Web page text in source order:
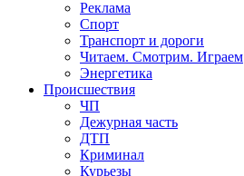
Реклама
Спорт
Транспорт и дороги
Читаем. Смотрим. Играем
Энергетика
Происшествия
ЧП
Дежурная часть
ДТП
Криминал
Курьезы